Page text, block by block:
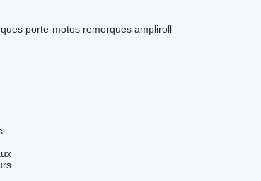
porte-motos remorques ampliroll